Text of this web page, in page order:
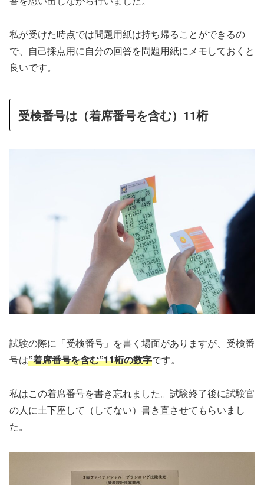
私が受けた時点では問題用紙は持ち帰ることができるの
で、自己採点用に自分の回答を問題用紙にメモしておくと
良いです。
受検番号は（着席番号を含む）11桁
試験の際に「受検番号」を書く場面がありますが、受検番
号は”着席番号を含む”11桁の数字です。
私はこの着席番号を書き忘れました。試験終了後に試験官
の人に土下座して（してない）書き直させてもらいまし
た。